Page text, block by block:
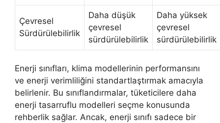
Çevresel
Sürdürülebilirlik
Daha düşük
çevresel
sürdürülebilirlik
Daha yüksek
çevresel
sürdürülebilirlik
Enerji sınıfları, klima modellerinin performansını
ve enerji verimliliğini standartlaştırmak amacıyla
belirlenir. Bu sınıflandırmalar, tüketicilere daha
enerji tasarruflu modelleri seçme konusunda
rehberlik sağlar. Ancak, enerji sınıfı sadece bir